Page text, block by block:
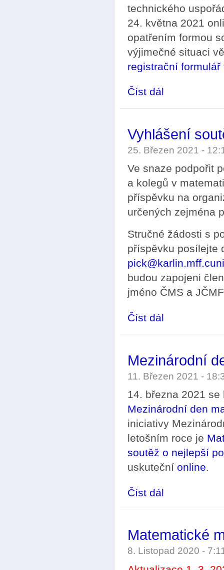
technického
24. května 2021
opatřením formou
výjimečné situaci
registrační formulář
Číst dál
Vyhlášení
25. Březen 2021 -
Ve snaze podpořit
a kolegů v
příspěvku na
určených zejména
Stručné žádosti s
příspěvku posílejte
budou zapojeni
jméno ČMS a
Číst dál
Mezinárodní
11. Březen 2021 -
14. března 2021
Mezinárodní den
iniciativy
letošním roce je
soutěž o nejlepší
uskuteční online.
Číst dál
Matematické
8. Listopad 2020 -